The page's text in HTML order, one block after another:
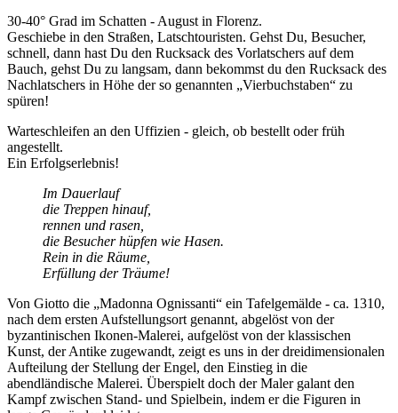
30-40° Grad im Schatten - August in Florenz.
Geschiebe in den Straßen, Latschtouristen. Gehst Du, Besucher,
schnell, dann hast Du den Rucksack des Vorlatschers auf dem
Bauch, gehst Du zu langsam, dann bekommst du den Rucksack des
Nachlatschers in Höhe der so genannten
Vierbuchstaben
zu
spüren!
Warteschleifen an den Uffizien - gleich, ob bestellt oder früh
angestellt.
Ein Erfolgserlebnis!
Im Dauerlauf
die Treppen hinauf,
rennen und rasen,
die Besucher hüpfen wie Hasen.
Rein in die Räume,
Erfüllung der Träume!
Von Giotto die
Madonna Ognissanti
ein Tafelgemälde - ca. 1310,
nach dem ersten Aufstellungsort genannt, abgelöst von der
byzantinischen Ikonen-Malerei, aufgelöst von der klassischen
Kunst, der Antike zugewandt, zeigt es uns in der dreidimensionalen
Aufteilung der Stellung der Engel, den Einstieg in die
abendländische Malerei. Überspielt doch der Maler galant den
Kampf zwischen Stand- und Spielbein, indem er die Figuren in